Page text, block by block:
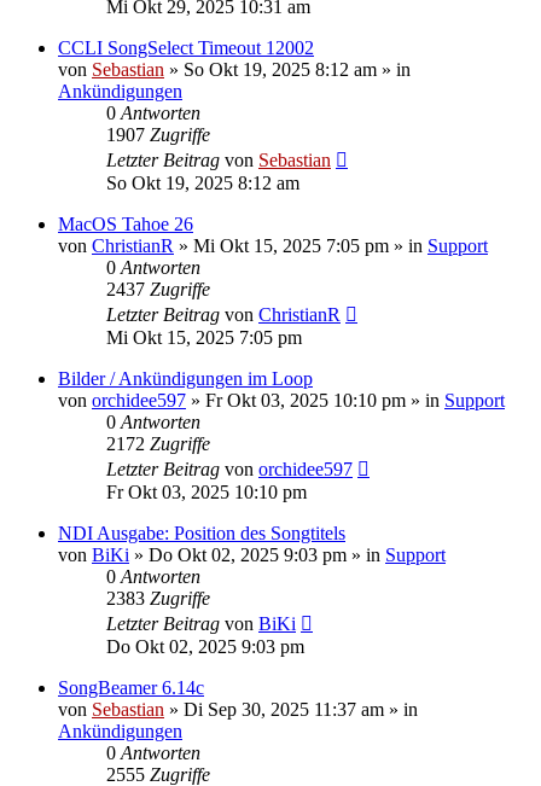
Mi Okt 29, 2025 10:31 am
CCLI SongSelect Timeout 12002
von Sebastian » So Okt 19, 2025 8:12 am » in
Ankündigungen
0 Antworten
1907 Zugriffe
Letzter Beitrag von Sebastian
So Okt 19, 2025 8:12 am
MacOS Tahoe 26
von ChristianR » Mi Okt 15, 2025 7:05 pm » in Support
0 Antworten
2437 Zugriffe
Letzter Beitrag von ChristianR
Mi Okt 15, 2025 7:05 pm
Bilder / Ankündigungen im Loop
von orchidee597 » Fr Okt 03, 2025 10:10 pm » in Support
0 Antworten
2172 Zugriffe
Letzter Beitrag von orchidee597
Fr Okt 03, 2025 10:10 pm
NDI Ausgabe: Position des Songtitels
von BiKi » Do Okt 02, 2025 9:03 pm » in Support
0 Antworten
2383 Zugriffe
Letzter Beitrag von BiKi
Do Okt 02, 2025 9:03 pm
SongBeamer 6.14c
von Sebastian » Di Sep 30, 2025 11:37 am » in
Ankündigungen
0 Antworten
2555 Zugriffe